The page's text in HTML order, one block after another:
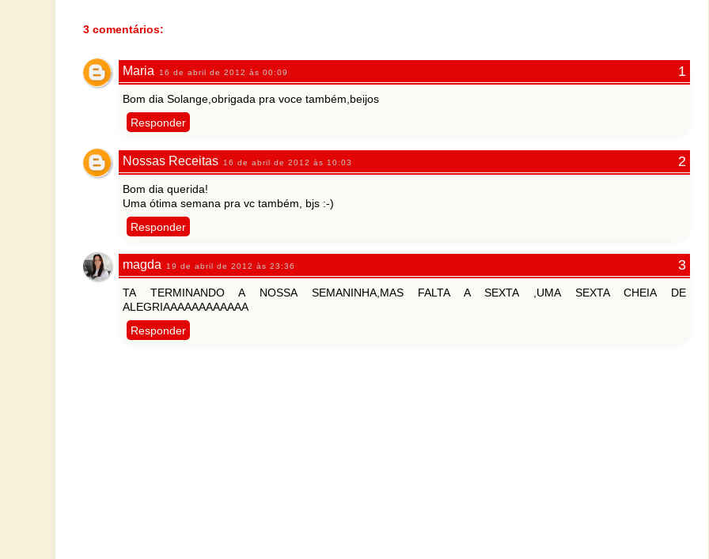
3 comentários:
Maria 16 de abril de 2012 às 00:09
Bom dia Solange,obrigada pra voce também,beijos
Responder
Nossas Receitas 16 de abril de 2012 às 10:03
Bom dia querida!
Uma ótima semana pra vc também, bjs :-)
Responder
magda 19 de abril de 2012 às 23:36
TA TERMINANDO A NOSSA SEMANINHA,MAS FALTA A SEXTA ,UMA SEXTA CHEIA DE
ALEGRIAAAAAAAAAAAA
Responder